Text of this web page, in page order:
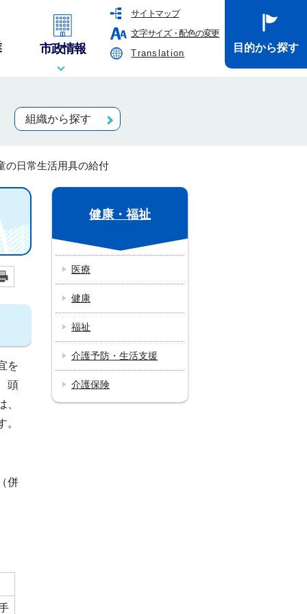
サイトマップ
文字サイズ・配色の変更
Translation
市政情報 目的から探す
組織から探す
の日常生活用具の給付
を
頭
併
健康・福祉
医療
健康
福祉
介護予防・生活支援
介護保険